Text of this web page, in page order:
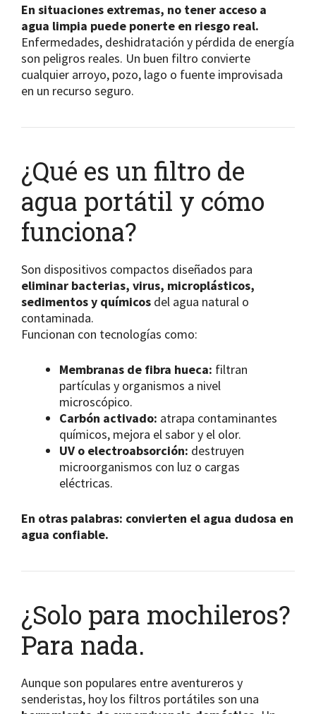
En situaciones extremas, no tener acceso a
agua limpia puede ponerte en riesgo real.
Enfermedades, deshidratación y pérdida de energía
son peligros reales. Un buen filtro convierte
cualquier arroyo, pozo, lago o fuente improvisada
en un recurso seguro.
¿Qué es un filtro de
agua portátil y cómo
funciona?
Son dispositivos compactos diseñados para
eliminar bacterias, virus, microplásticos,
sedimentos y químicos del agua natural o
contaminada.
Funcionan con tecnologías como:
Membranas de fibra hueca: filtran
partículas y organismos a nivel
microscópico.
Carbón activado: atrapa contaminantes
químicos, mejora el sabor y el olor.
UV o electroabsorción: destruyen
microorganismos con luz o cargas
eléctricas.
En otras palabras: convierten el agua dudosa en
agua confiable.
¿Solo para mochileros?
Para nada.
Aunque son populares entre aventureros y
senderistas, hoy los filtros portátiles son una